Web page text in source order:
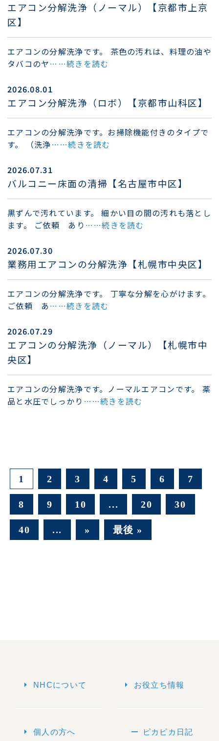
エアコン分解洗浄（ノーマル）【京都市上京
区】
エアコンの分解洗浄です。 茶色の汚れは、料理の油や
タバコのヤ……続きを読む
2026.08.01
エアコン分解洗浄（ロボ）【京都市山科区】
エアコンの分解洗浄です。お掃除機能付きのタイプで
す。 （洗浄……続きを読む
2026.07.31
バルコニー床面の清掃【名古屋市中区】
黒ずんで汚れています。 細かい目の間の汚れも落とし
ます。 ご依頼 あり ……続きを読む
2026.07.30
業務用エアコンの分解洗浄【札幌市中央区】
エアコンの分解洗浄です。 丁寧な分解を心がけます。
ご依頼 あ……続きを読む
2026.07.29
エアコンの分解洗浄（ノーマル）【札幌市中
央区】
エアコンの分解洗浄です。ノーマルエアコンです。 薬
品と水圧でしっかり ……続きを読む
1 2 3 4 5 6 7
8 9 10 ... 20 30
40 ... » 最後 »
arrow_right NHCについて
arrow_right 個人の方へ
arrow_right お役立ち情報
remove ピカピカ日記